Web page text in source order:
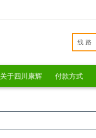
线路
关于四川康辉 付款方式